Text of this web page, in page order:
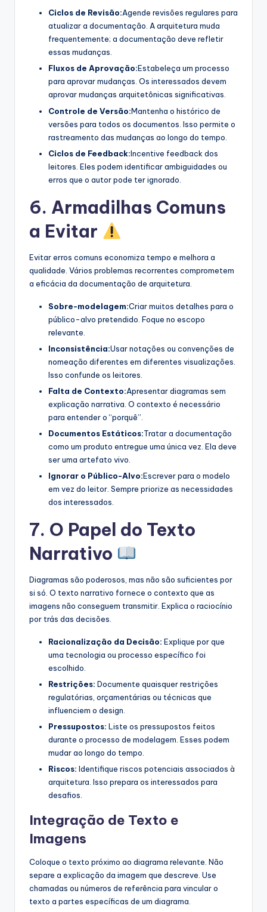
Ciclos de Revisão:Agende revisões regulares para
atualizar a documentação. A arquitetura muda
frequentemente; a documentação deve refletir
essas mudanças.
Fluxos de Aprovação:Estabeleça um processo
para aprovar mudanças. Os interessados devem
aprovar mudanças arquitetônicas significativas.
Controle de Versão:Mantenha o histórico de
versões para todos os documentos. Isso permite o
rastreamento das mudanças ao longo do tempo.
Ciclos de Feedback:Incentive feedback dos
leitores. Eles podem identificar ambiguidades ou
erros que o autor pode ter ignorado.
6. Armadilhas Comuns
a Evitar
Evitar erros comuns economiza tempo e melhora a
qualidade. Vários problemas recorrentes comprometem
a eficácia da documentação de arquitetura.
Sobre-modelagem:Criar muitos detalhes para o
público-alvo pretendido. Foque no escopo
relevante.
Inconsistência:Usar notações ou convenções de
nomeação diferentes em diferentes visualizações.
Isso confunde os leitores.
Falta de Contexto:Apresentar diagramas sem
explicação narrativa. O contexto é necessário
para entender o “porquê”.
Documentos Estáticos:Tratar a documentação
como um produto entregue uma única vez. Ela deve
ser uma artefato vivo.
Ignorar o Público-Alvo:Escrever para o modelo
em vez do leitor. Sempre priorize as necessidades
dos interessados.
7. O Papel do Texto
Narrativo
Diagramas são poderosos, mas não são suficientes por
si só. O texto narrativo fornece o contexto que as
imagens não conseguem transmitir. Explica o raciocínio
por trás das decisões.
Racionalização da Decisão: Explique por que
uma tecnologia ou processo específico foi
escolhido.
Restrições: Documente quaisquer restrições
regulatórias, orçamentárias ou técnicas que
influenciem o design.
Pressupostos: Liste os pressupostos feitos
durante o processo de modelagem. Esses podem
mudar ao longo do tempo.
Riscos: Identifique riscos potenciais associados à
arquitetura. Isso prepara os interessados para
desafios.
Integração de Texto e
Imagens
Coloque o texto próximo ao diagrama relevante. Não
separe a explicação da imagem que descreve. Use
chamadas ou números de referência para vincular o
texto a partes específicas de um diagrama.